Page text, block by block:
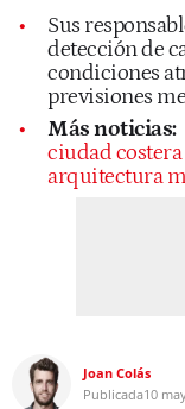
Sus
detección de
condiciones
previsiones
Más noticias:
ciudad costera
arquitectura
Joan Colás
Publicada10